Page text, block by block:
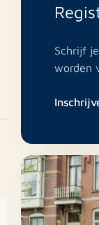
Schrijf
worden